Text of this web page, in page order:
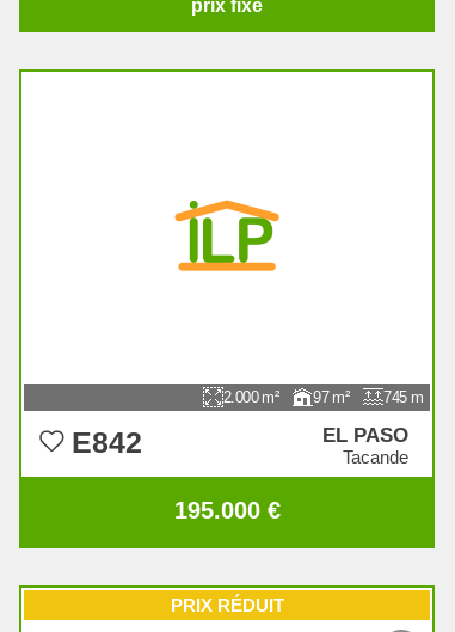
prix fixe
2.000 97 745
E842 EL PASO
Tacande
195.000 €
PRIX RÉDUIT